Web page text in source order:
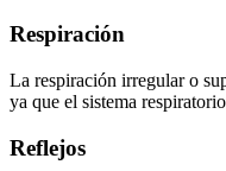
Respiración
La respiración irregular o
ya que el sistema
Reflejos